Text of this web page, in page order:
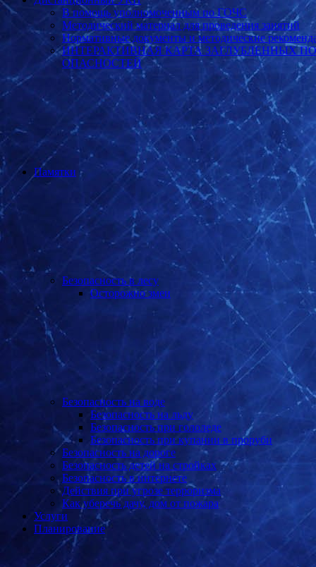
В помощь уполномоченным по ГОЧС
Методический материал для проведения занятий
Нормативные документы и методические
ИНТЕРАКТИВНАЯ КАРТА ЗАГЛУБЛЕННЫХ
ОПАСНОСТЕЙ
Памятки
Безопасность в лесу
Осторожно змеи
Безопасность на воде
Безопасность на льду
Безопасность при гололеде
Безопасность при купании в проруби
Безопасность на дороге
Безопасность детей на стройках
Безопасность в интернете
Действия при угрозе терроризма
Как уберечь дачу, дом от пожара
Услуги
Планирование